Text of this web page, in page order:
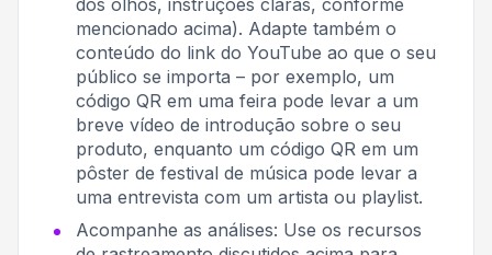
dos olhos, instruções claras, conforme
mencionado acima). Adapte também o
conteúdo do link do YouTube ao que o seu
público se importa – por exemplo, um
código QR em uma feira pode levar a um
breve vídeo de introdução sobre o seu
produto, enquanto um código QR em um
pôster de festival de música pode levar a
uma entrevista com um artista ou playlist.
Acompanhe as análises: Use os recursos